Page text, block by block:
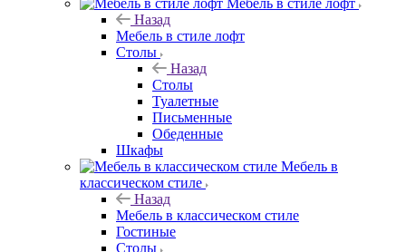
Мебель в стиле лофт
Назад
Мебель в стиле лофт
Столы
Назад
Столы
Туалетные
Письменные
Обеденные
Шкафы
Мебель в
классическом стиле
Назад
Мебель в классическом стиле
Гостиные
Столы